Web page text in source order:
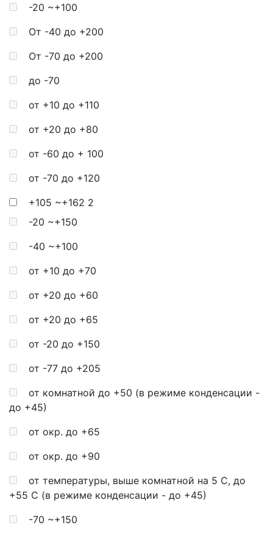
-20 ~+100
От -40 до +200
От -70 до +200
до -70
от +10 до +110
от +20 до +80
от -60 до + 100
от -70 до +120
+105 ~+162 2
-20 ~+150
-40 ~+100
от +10 до +70
от +20 до +60
от +20 до +65
от -20 до +150
от -77 до +205
от комнатной до +50 (в режиме конденсации -
до +45)
от окр. до +65
от окр. до +90
от температуры, выше комнатной на 5 С, до
+55 С (в режиме конденсации - до +45)
-70 ~+150